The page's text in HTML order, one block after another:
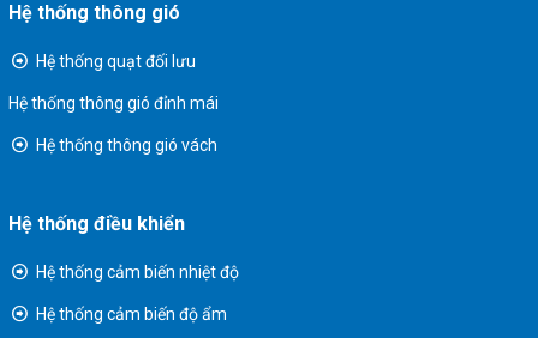
Hệ thống thông gió
Hệ thống quạt đối lưu
Hệ thống thông gió đỉnh mái
Hệ thống thông gió vách
Hệ thống điều khiển
Hệ thống cảm biến nhiệt độ
Hệ thống cảm biến độ ẩm